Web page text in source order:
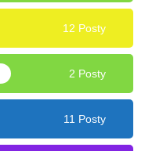
12 Posty
2 Posty
11 Posty